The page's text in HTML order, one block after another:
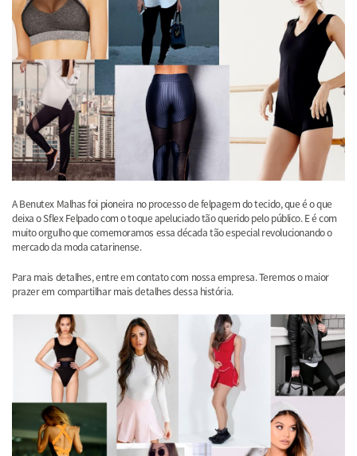
A Benutex Malhas foi pioneira no processo de felpagem do tecido, que é o que
deixa o Sflex Felpado com o toque apeluciado tão querido pelo público. E é com
muito orgulho que comemoramos essa década tão especial revolucionando o
mercado da moda catarinense.
Para mais detalhes, entre em contato com nossa empresa. Teremos o maior
prazer em compartilhar mais detalhes dessa história.